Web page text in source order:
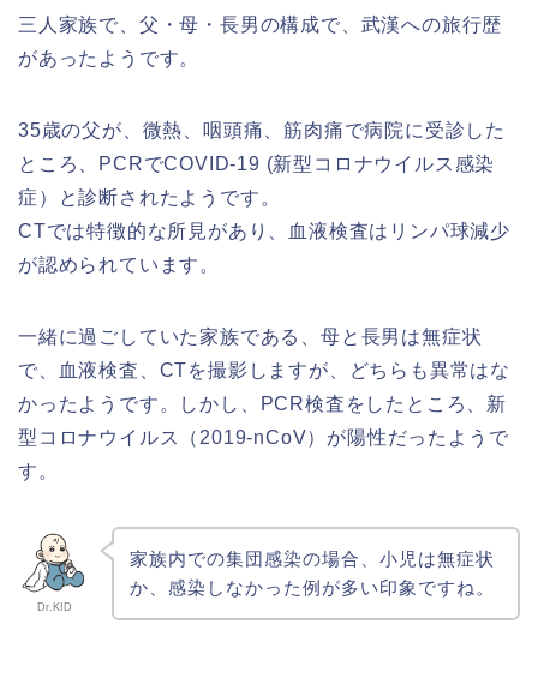
三人家族で、父・母・長男の構成で、武漢への旅行歴
があったようです。
35歳の父が、微熱、咽頭痛、筋肉痛で病院に受診した
ところ、PCRでCOVID-19 (新型コロナウイルス感染
症）と診断されたようです。
CTでは特徴的な所見があり、血液検査はリンパ球減少
が認められています。
一緒に過ごしていた家族である、母と長男は無症状
で、血液検査、CTを撮影しますが、どちらも異常はな
かったようです。しかし、PCR検査をしたところ、新
型コロナウイルス（2019-nCoV）が陽性だったようで
す。
Dr.KID
家族内での集団感染の場合、小児は無症状
か、感染しなかった例が多い印象ですね。